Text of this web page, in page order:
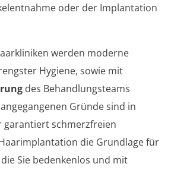
oder der Implantation
werden moderne
Hygiene, sowie mit
des Behandlungsteams
Gründe sind in
schmerzfreien
die Grundlage für
Sie bedenkenlos und mit